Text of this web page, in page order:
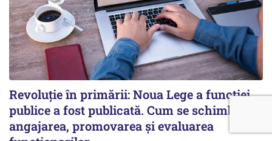
Revoluție în primării: Noua Lege a funcției
publice a fost publicată. Cum se schimbă
angajarea, promovarea și evaluarea